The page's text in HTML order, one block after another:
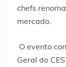
chefs
mercado.
O evento
Geral do